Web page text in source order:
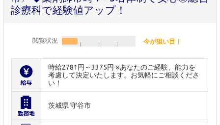
診療科で経験値アップ！
閲覧状況 今が狙い目！
時給2781円～3375円 ※あなたのご経験、能力を
考慮して決定いたします。お気軽にご相談くださ
い！
茨城県 守谷市